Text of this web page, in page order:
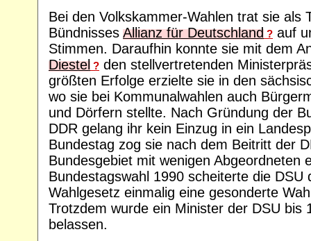
Bei den Volkskammer-Wahlen trat sie als
Bündnisses Allianz für Deutschland ? auf
Stimmen. Daraufhin konnte sie mit dem
Diestel ? den stellvertretenden
größten Erfolge erzielte sie in den
wo sie bei Kommunalwahlen auch
und Dörfern stellte. Nach Gründung der
DDR gelang ihr kein Einzug in ein
Bundestag zog sie nach dem Beitritt der
Bundesgebiet mit wenigen Abgeordneten
Bundestagswahl 1990 scheiterte die DSU
Wahlgesetz einmalig eine gesonderte
Trotzdem wurde ein Minister der DSU bis
belassen.